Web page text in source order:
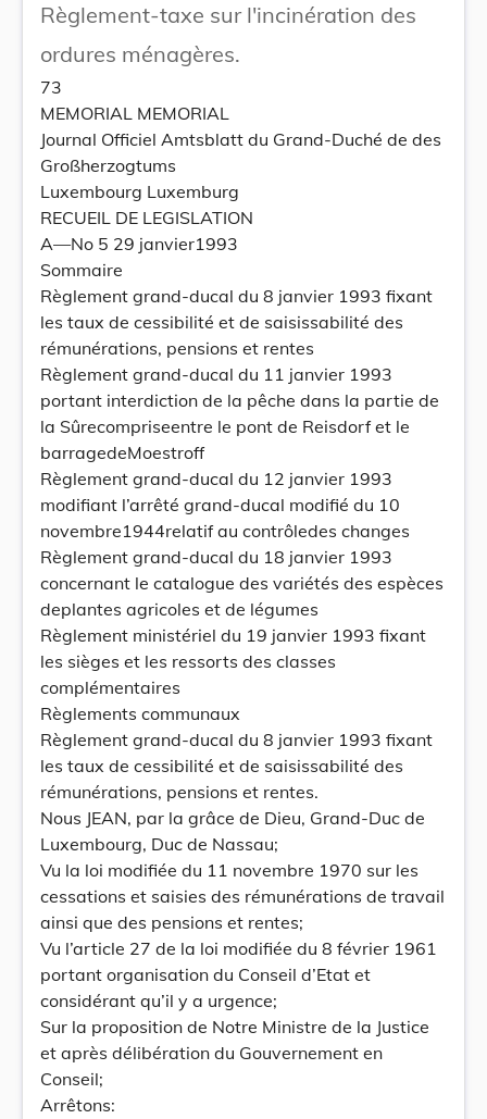
Règlement-taxe sur l'incinération des
ordures ménagères.
73
MEMORIAL MEMORIAL
Journal Officiel Amtsblatt du Grand-Duché de des
Großherzogtums
Luxembourg Luxemburg
RECUEIL DE LEGISLATION
A—No 5 29 janvier1993
Sommaire
Règlement grand-ducal du 8 janvier 1993 fixant
les taux de cessibilité et de saisissabilité des
rémunérations, pensions et rentes
Règlement grand-ducal du 11 janvier 1993
portant interdiction de la pêche dans la partie de
la Sûrecompriseentre le pont de Reisdorf et le
barragedeMoestroff
Règlement grand-ducal du 12 janvier 1993
modifiant l’arrêté grand-ducal modifié du 10
novembre1944relatif au contrôledes changes
Règlement grand-ducal du 18 janvier 1993
concernant le catalogue des variétés des espèces
deplantes agricoles et de légumes
Règlement ministériel du 19 janvier 1993 fixant
les sièges et les ressorts des classes
complémentaires
Règlements communaux
Règlement grand-ducal du 8 janvier 1993 fixant
les taux de cessibilité et de saisissabilité des
rémunérations, pensions et rentes.
Nous JEAN, par la grâce de Dieu, Grand-Duc de
Luxembourg, Duc de Nassau;
Vu la loi modifiée du 11 novembre 1970 sur les
cessations et saisies des rémunérations de travail
ainsi que des pensions et rentes;
Vu l’article 27 de la loi modifiée du 8 février 1961
portant organisation du Conseil d’Etat et
considérant qu’il y a urgence;
Sur la proposition de Notre Ministre de la Justice
et après délibération du Gouvernement en
Conseil;
Arrêtons: